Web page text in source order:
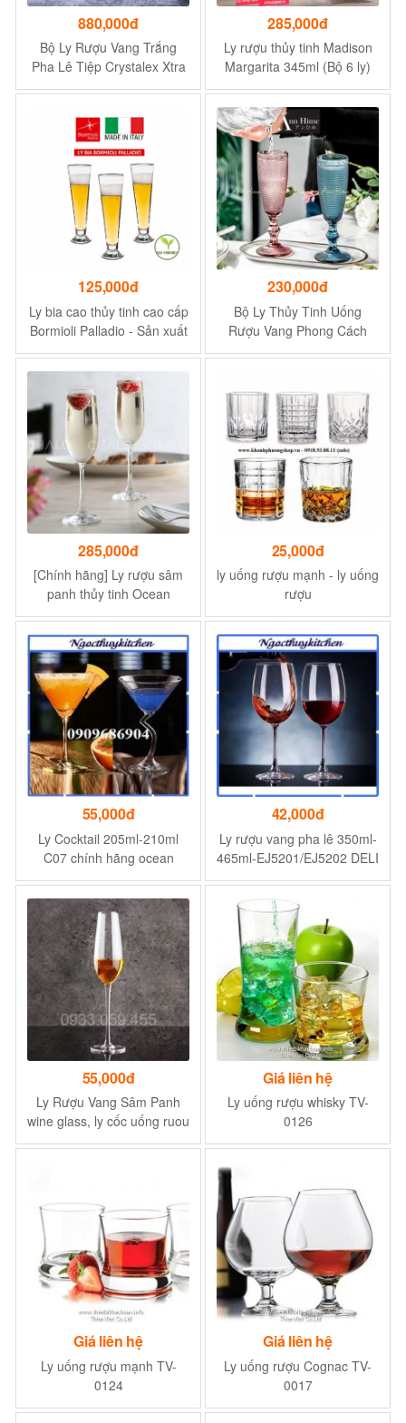
880,000đ
Bộ Ly Rượu Vang Trắng
Pha Lê Tiệp Crystalex Xtra
360ml Cao Cấp
285,000đ
Ly rượu thủy tinh Madison
Margarita 345ml (Bộ 6 ly)
125,000đ
Ly bia cao thủy tinh cao cấp
Bormioli Palladio - Sản xuất
tại Ý - Hàng chính hãng
230,000đ
Bộ Ly Thủy Tinh Uống
Rượu Vang Phong Cách
Bắc Âu Sang Trọng
285,000đ
[Chính hãng] Ly rượu sâm
panh thủy tinh Ocean
Madison Flute Champange
- 210ml - 15F07 (Bộ 06 ly
trơn, không in hình)
25,000đ
ly uống rượu mạnh - ly uống
rượu
55,000đ
Ly Cocktail 205ml-210ml
C07 chính hãng ocean
42,000đ
Ly rượu vang pha lê 350ml-
465ml-EJ5201/EJ5202 DELI
55,000đ
Ly Rượu Vang Sâm Panh
wine glass, ly cốc uống ruou
vang 165ML
Giá liên hệ
Ly uống rượu whisky TV-
0126
Giá liên hệ
Ly uống rượu mạnh TV-
0124
Giá liên hệ
Ly uống rượu Cognac TV-
0017